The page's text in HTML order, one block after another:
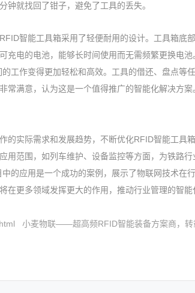
钟就找回了钳子，避免了工具的丢失。
智能工具箱采用了轻便耐用的设计。工具箱底
电的电池，能够长时间使用而无需频繁更换电池
工作变得更加轻松和高效。工具的借还、盘点等
满意，认为这是一个值得推广的智能化解决方案
的实际需求和发展趋势，不断优化RFID智能工具
用范围，如列车维护、设备监控等方面，为铁路行
的应用是一个成功的案例，展示了物联网技术在
在更多领域发挥更大的作用，推动行业管理的智能
小麦物联——超高频RFID智能装备方案商，转